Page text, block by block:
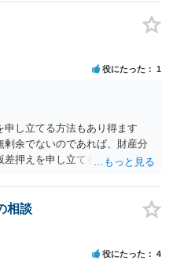
役にたった 1
し立てる方法もあり得ます
余でないのであれば、財産分
押えを申し立てる（法的には
あれば、担当弁護士とよく相
相談
役にたった 4